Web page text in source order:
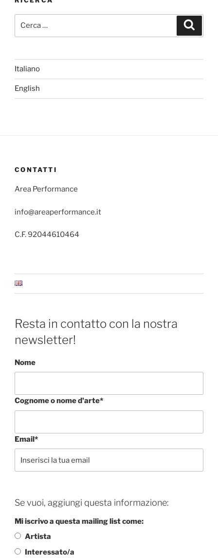
Italiano
English
CONTATTI
Area Performance
info@areaperformance.it
C.F. 92044610464
Resta in contatto con la nostra
newsletter!
Nome
Cognome o nome d'arte*
Email*
Se vuoi, aggiungi questa informazione:
Mi iscrivo a questa mailing list come:
Artista
Interessato/a